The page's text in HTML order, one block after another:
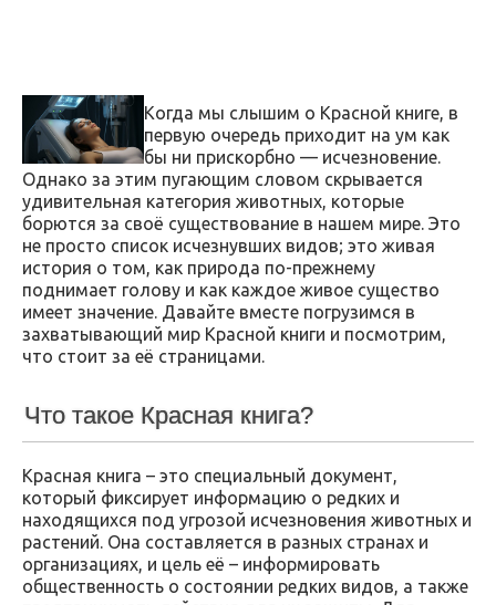
Когда мы слышим о Красной книге, в
первую очередь приходит на ум как
бы ни прискорбно — исчезновение.
Однако за этим пугающим словом скрывается
удивительная категория животных, которые
борются за своё существование в нашем мире. Это
не просто список исчезнувших видов; это живая
история о том, как природа по-прежнему
поднимает голову и как каждое живое существо
имеет значение. Давайте вместе погрузимся в
захватывающий мир Красной книги и посмотрим,
что стоит за её страницами.
Что такое Красная книга?
Красная книга – это специальный документ,
который фиксирует информацию о редких и
находящихся под угрозой исчезновения животных и
растений. Она составляется в разных странах и
организациях, и цель её – информировать
общественность о состоянии редких видов, а также